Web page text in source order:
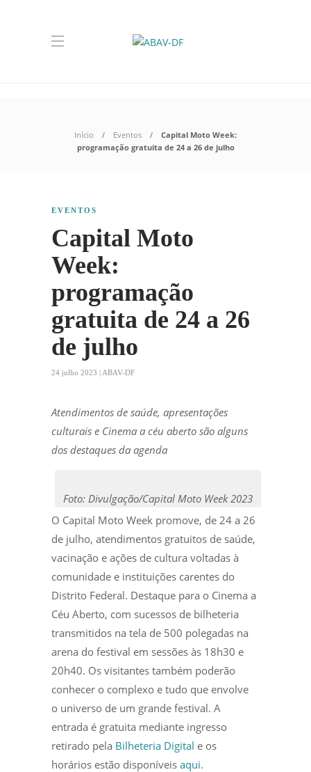
Início Eventos
Capital Moto Week:
programação gratuita de 24 a 26 de julho
EVENTOS
Capital Moto
Week:
programação
gratuita de 24 a 26
de julho
24 julho 2023 | ABAV-DF
Atendimentos de saúde, apresentações
culturais e Cinema a céu aberto são alguns
dos destaques da agenda
Foto: Divulgação/Capital Moto Week 2023
O Capital Moto Week promove, de 24 a 26
de julho, atendimentos gratuitos de saúde,
vacinação e ações de cultura voltadas à
comunidade e instituições carentes do
Distrito Federal. Destaque para o Cinema a
Céu Aberto, com sucessos de bilheteria
transmitidos na tela de 500 polegadas na
arena do festival em sessões às 18h30 e
20h40. Os visitantes também poderão
conhecer o complexo e tudo que envolve
o universo de um grande festival. A
entrada é gratuita mediante ingresso
retirado pela Bilheteria Digital e os
horários estão disponíveis aqui.